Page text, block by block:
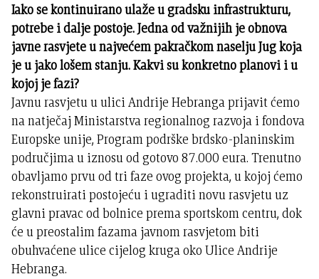
Iako se kontinuirano ulaže u gradsku infrastrukturu,
potrebe i dalje postoje. Jedna od važnijih je obnova
javne rasvjete u najvećem pakračkom naselju Jug koja
je u jako lošem stanju. Kakvi su konkretno planovi i u
kojoj je fazi?
Javnu rasvjetu u ulici Andrije Hebranga prijavit ćemo
na natječaj Ministarstva regionalnog razvoja i fondova
Europske unije, Program podrške brdsko-planinskim
područjima u iznosu od gotovo 87.000 eura. Trenutno
obavljamo prvu od tri faze ovog projekta, u kojoj ćemo
rekonstruirati postojeću i ugraditi novu rasvjetu uz
glavni pravac od bolnice prema sportskom centru, dok
će u preostalim fazama javnom rasvjetom biti
obuhvaćene ulice cijelog kruga oko Ulice Andrije
Hebranga.